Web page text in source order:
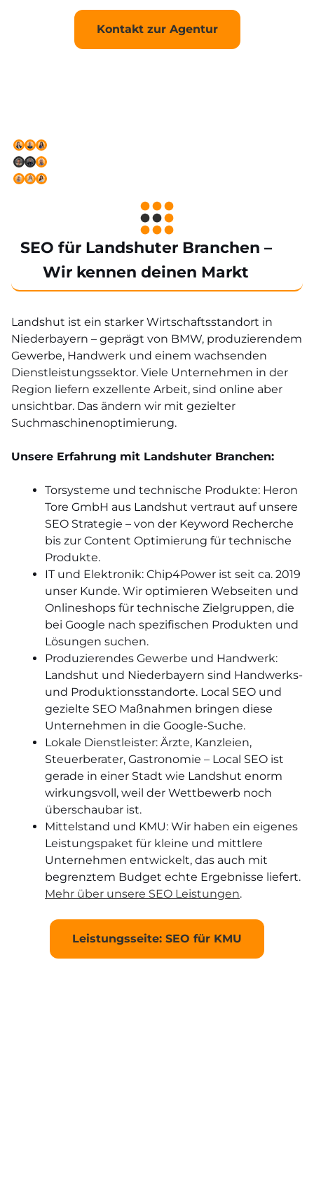
Kontakt zur Agentur
SEO für Landshuter Branchen –
Wir kennen deinen Markt
Landshut ist ein starker Wirtschaftsstandort in
Niederbayern – geprägt von BMW, produzierendem
Gewerbe, Handwerk und einem wachsenden
Dienstleistungssektor. Viele Unternehmen in der
Region liefern exzellente Arbeit, sind online aber
unsichtbar. Das ändern wir mit gezielter
Suchmaschinenoptimierung.
Unsere Erfahrung mit Landshuter Branchen:
Torsysteme und technische Produkte: Heron
Tore GmbH aus Landshut vertraut auf unsere
SEO Strategie – von der Keyword Recherche
bis zur Content Optimierung für technische
Produkte.
IT und Elektronik: Chip4Power ist seit ca. 2019
unser Kunde. Wir optimieren Webseiten und
Onlineshops für technische Zielgruppen, die
bei Google nach spezifischen Produkten und
Lösungen suchen.
Produzierendes Gewerbe und Handwerk:
Landshut und Niederbayern sind Handwerks-
und Produktionsstandorte. Local SEO und
gezielte SEO Maßnahmen bringen diese
Unternehmen in die Google-Suche.
Lokale Dienstleister: Ärzte, Kanzleien,
Steuerberater, Gastronomie – Local SEO ist
gerade in einer Stadt wie Landshut enorm
wirkungsvoll, weil der Wettbewerb noch
überschaubar ist.
Mittelstand und KMU: Wir haben ein eigenes
Leistungspaket für kleine und mittlere
Unternehmen entwickelt, das auch mit
begrenztem Budget echte Ergebnisse liefert.
Mehr über unsere SEO Leistungen.
Leistungsseite: SEO für KMU